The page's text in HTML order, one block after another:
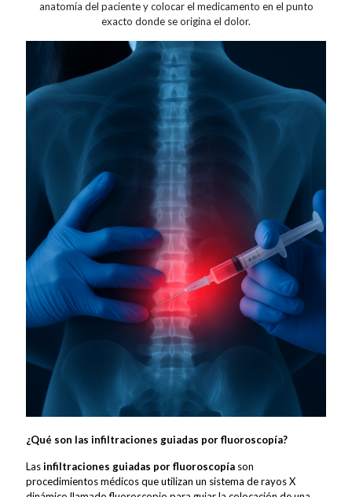
anatomía del paciente y colocar el medicamento en el punto
exacto donde se origina el dolor.
¿Qué son las infiltraciones guiadas por fluoroscopía?
Lasinfiltraciones guiadas por fluoroscopía son
procedimientos médicos que utilizan un sistema de rayos X